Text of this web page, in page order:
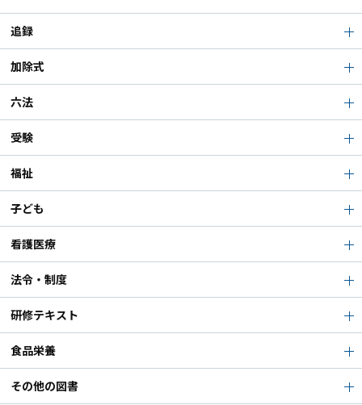
追録
加除式
六法
受験
福祉
子ども
看護医療
法令・制度
研修テキスト
食品栄養
その他の図書